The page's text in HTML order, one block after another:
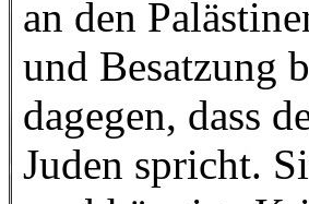
an den
und Besatzung
dagegen, dass
Juden spricht.